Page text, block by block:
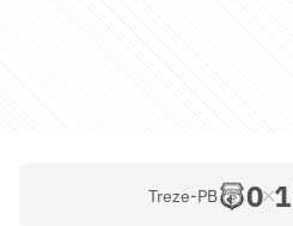
Treze-PB 0 1